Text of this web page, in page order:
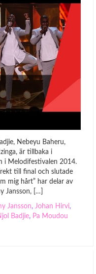
Nebeyu Baheru,
är tillbaka i
i Melodifestivalen 2014.
till final och slutade
mig hårt” har delar av
Jansson, […]
Jansson, Johan Hirvi,
Badjie, Pa Moudou